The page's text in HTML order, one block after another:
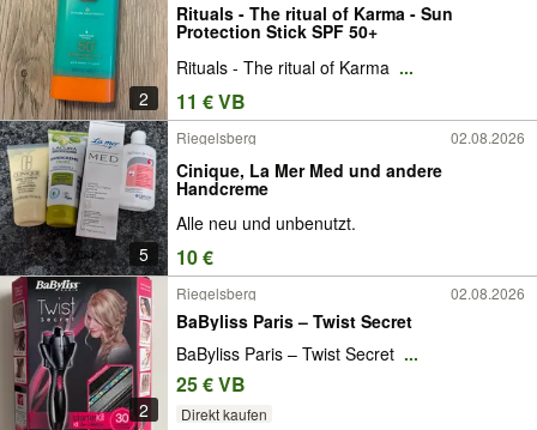
2
Rituals - The ritual of Karma - Sun
Protection Stick SPF 50+
Rituals - The ritual of Karma ...
11 € VB
5
Riegelsberg 02.08.2026
Cinique, La Mer Med und andere
Handcreme
Alle neu und unbenutzt.
10 €
2
Riegelsberg 02.08.2026
BaByliss Paris – Twist Secret
BaByliss Paris – Twist Secret ...
25 € VB
Direkt kaufen